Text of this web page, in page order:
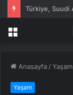
Menü
Anasayfa /Yaşam
Yaşam